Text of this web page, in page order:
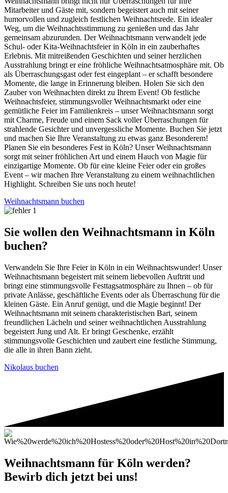
Mitarbeiter und Gäste mit, sondern begeistert auch mit seiner
humorvollen und zugleich festlichen Weihnachtsrede. Ein idealer
Weg, um die Weihnachtsstimmung zu genießen und das Jahr
gemeinsam abzurunden. Der Weihnachtsmann verwandelt jede
Schul- oder Kita-Weihnachtsfeier in Köln in ein zauberhaftes
Erlebnis. Mit mitreißenden Geschichten und seiner herzlichen
Ausstrahlung bringt er eine fröhliche Weihnachtsatmosphäre mit. Ob
als Überraschungsgast oder fest eingeplant – er schafft besondere
Momente, die lange in Erinnerung bleiben. Holen Sie sich den
Zauber von Weihnachten direkt zu Ihrem Event! Ob festliche
Weihnachtsfeier, stimmungsvoller Weihnachtsmarkt oder eine
gemütliche Feier im Familienkreis – unser Weihnachtsmann sorgt
mit Charme, Freude und einem Sack voller Überraschungen für
strahlende Gesichter und unvergessliche Momente. Buchen Sie jetzt
und machen Sie Ihre Veranstaltung zu etwas ganz Besonderem!
Planen Sie ein besonderes Fest in Köln? Unser Weihnachtsmann
sorgt mit seiner fröhlichen Art und einem Hauch von Magie für
einzigartige Momente. Ob für eine kleine Feier oder ein großes
Event – wir machen Ihre Veranstaltung zu einem weihnachtlichen
Highlight. Schreiben Sie uns noch heute!
Weihnachtsmann buchen
Sie wollen den Weihnachtsmann in Köln
buchen?
Verwandeln Sie Ihre Feier in Köln in ein Weihnachtswunder! Unser
Weihnachtsmann begeistert mit seinem liebevollen Auftritt und
bringt eine stimmungsvolle Festtagsatmosphäre zu Ihnen – ob für
private Anlässe, geschäftliche Events oder als Überraschung für die
kleinen Gäste. Ein Anruf genügt, und die Magie beginnt! Der
Weihnachtsmann mit seinem charakteristischen Bart, seinem
freundlichen Lächeln und seiner weihnachtlichen Ausstrahlung
begeistert Jung und Alt. Er bringt Geschenke, erzählt
stimmungsvolle Geschichten und zaubert eine festliche Stimmung,
die alle in ihren Bann zieht.
Nikolaus buchen
Weihnachtsmann für Köln werden?
Bewirb dich jetzt bei uns!